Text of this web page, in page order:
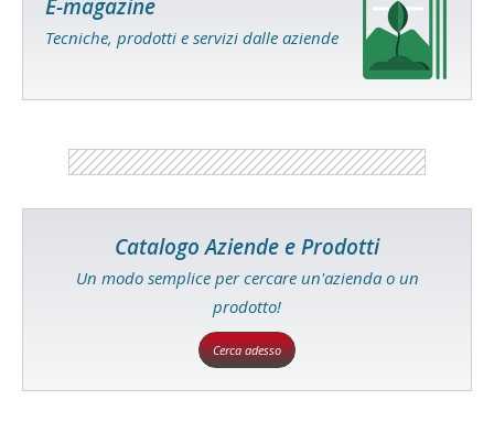
E-magazine
Tecniche, prodotti e servizi dalle aziende
Catalogo Aziende e Prodotti
Un modo semplice per cercare un'azienda o un
prodotto!
Cerca adesso